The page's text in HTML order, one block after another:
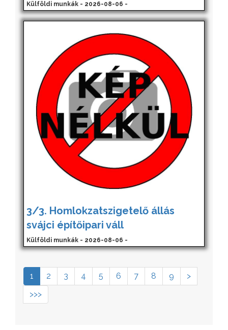
Külföldi munkák - 2026-08-06 -
3/3. Homlokzatszigetelő állás
svájci építőipari váll
Külföldi munkák - 2026-08-06 -
1 2 3 4 5 6 7 8 9
>
>>>